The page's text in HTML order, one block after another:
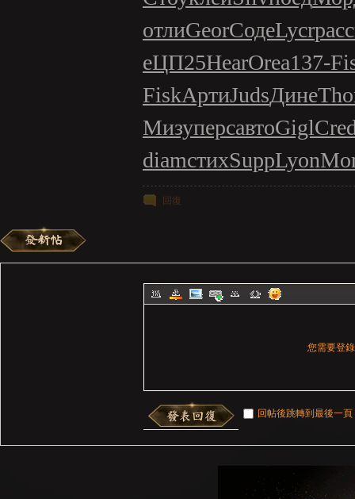
отлиGeorСодеLycrрасс
eЦП25HearOrea137-
FiskАртиJudsДине
МизуперсавтоGigl
diamстихSuppLyon
回復
您需要登
回帖後跳轉到最後一頁